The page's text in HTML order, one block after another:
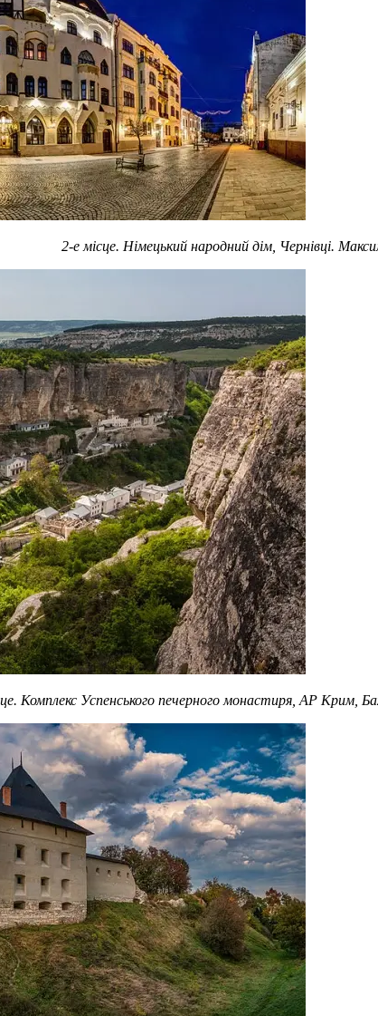
2-е місце. Німецький народний дім, Чернівці.
Комплекс Успенського печерного монастиря, АР Крим,